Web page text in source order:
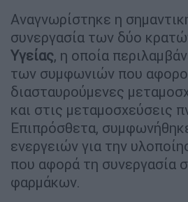
Αναγνωρίστηκε η
συνεργασία των δύο
Υγείας, η οποία
των συμφωνιών που
διασταυρούμενες
και στις μεταμοσχεύσεις
Επιπρόσθετα,
ενεργειών για την
που αφορά τη συνεργασία
φαρμάκων.